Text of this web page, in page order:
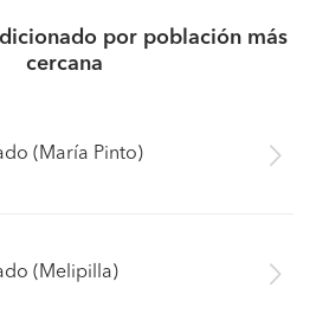
por población más
cercana
(María Pinto)
(Melipilla)